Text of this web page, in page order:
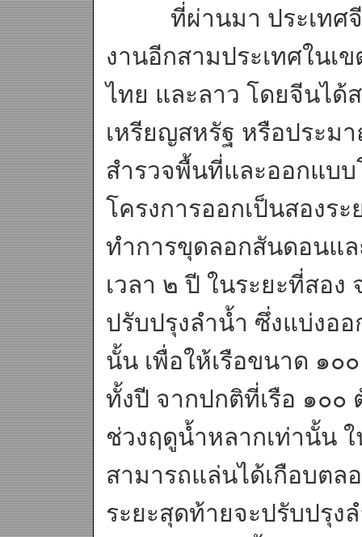
ที่ผ่านมา ประเทศจีน
งานอีกสามประเทศใน
ไทย และลาว โดยจีนไ
เหรียญสหรัฐ หรือประม
สำรวจพื้นที่และออกแบบ
โครงการออกเป็นสองร
ทำการขุดลอกสันดอนแล
เวลา ๒ ปี ในระยะที่สอ
ปรับปรุงลำน้ำ ซึ่งแบ่งอ
นั้น เพื่อให้เรือขนาด ๑
ทั้งปี จากปกติที่เรือ ๑๐๐
ช่วงฤดูน้ำหลากเท่านั้น
สามารถแล่นได้เกือบต
ระยะสุดท้ายจะปรับปรุง